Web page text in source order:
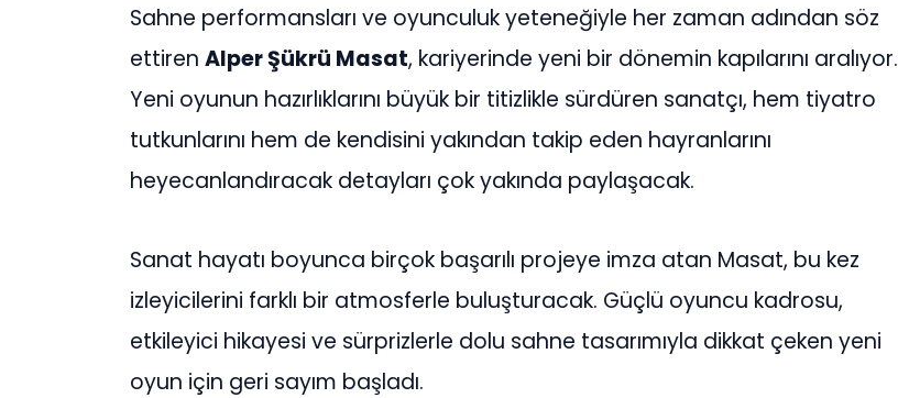
Sahne performansları ve oyunculuk yeteneğiyle her zaman adından söz
ettiren Alper Şükrü Masat, kariyerinde yeni bir dönemin kapılarını aralıyor.
Yeni oyunun hazırlıklarını büyük bir titizlikle sürdüren sanatçı, hem tiyatro
tutkunlarını hem de kendisini yakından takip eden hayranlarını
heyecanlandıracak detayları çok yakında paylaşacak.
Sanat hayatı boyunca birçok başarılı projeye imza atan Masat, bu kez
izleyicilerini farklı bir atmosferle buluşturacak. Güçlü oyuncu kadrosu,
etkileyici hikayesi ve sürprizlerle dolu sahne tasarımıyla dikkat çeken yeni
oyun için geri sayım başladı.